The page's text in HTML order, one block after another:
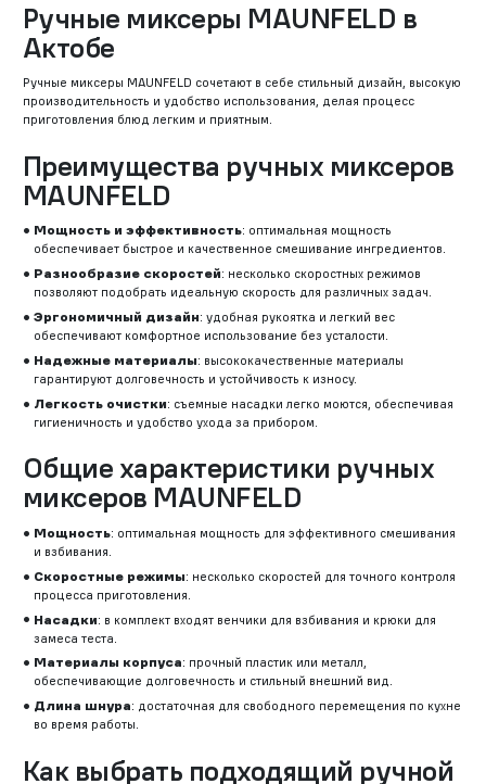
Ручные миксеры MAUNFELD в
Актобе
Ручные миксеры MAUNFELD сочетают в себе стильный дизайн, высокую
производительность и удобство использования, делая процесс
приготовления блюд легким и приятным.
Преимущества ручных миксеров
MAUNFELD
Мощность и эффективность: оптимальная мощность
обеспечивает быстрое и качественное смешивание ингредиентов.
Разнообразие скоростей: несколько скоростных режимов
позволяют подобрать идеальную скорость для различных задач.
Эргономичный дизайн: удобная рукоятка и легкий вес
обеспечивают комфортное использование без усталости.
Надежные материалы: высококачественные материалы
гарантируют долговечность и устойчивость к износу.
Легкость очистки: съемные насадки легко моются, обеспечивая
гигиеничность и удобство ухода за прибором.
Общие характеристики ручных
миксеров MAUNFELD
Мощность: оптимальная мощность для эффективного смешивания
и взбивания.
Скоростные режимы: несколько скоростей для точного контроля
процесса приготовления.
Насадки: в комплект входят венчики для взбивания и крюки для
замеса теста.
Материалы корпуса: прочный пластик или металл,
обеспечивающие долговечность и стильный внешний вид.
Длина шнура: достаточная для свободного перемещения по кухне
во время работы.
Как выбрать подходящий ручной